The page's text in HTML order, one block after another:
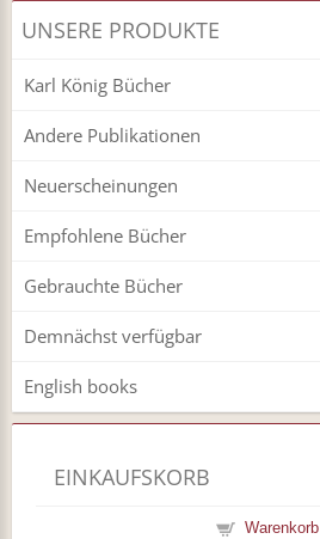
UNSERE PRODUKTE
Karl König Bücher
Andere Publikationen
Neuerscheinungen
Empfohlene Bücher
Gebrauchte Bücher
Demnächst verfügbar
English books
EINKAUFSKORB
Warenkorb